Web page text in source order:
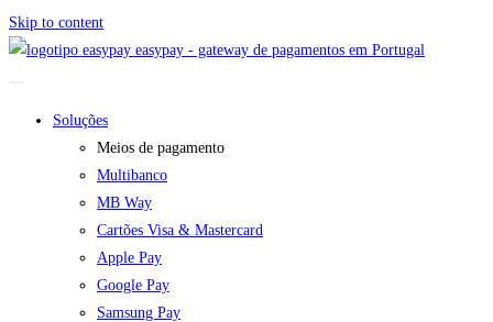
Skip to content
easypay - gateway de pagamentos em Portugal
Soluções
Meios de pagamento
Multibanco
MB Way
Cartões Visa & Mastercard
Apple Pay
Google Pay
Samsung Pay